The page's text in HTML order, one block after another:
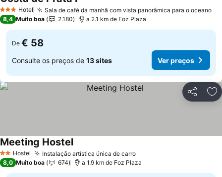
3 EstrelasHotel Sala de café da manhã com vista panorâmica para o oceano
8,4 Muito boa 2.180 a 2.1 km de Foz Plaza
De € 58
Consulte os preços de 13 sites Ver preços
Partilhar
2 Estrelas
Hostel Instalação artística única de carroVer preços
Meeting HostelVer preços
8,0 Muito boa 674 a 1.9 km de Foz Plaza